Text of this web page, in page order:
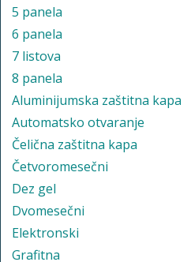
5 panela
6 panela
7 listova
8 panela
Aluminijumska zaštitna kapa
Automatsko otvaranje
Čelična zaštitna kapa
Četvoromesečni
Dez gel
Dvomesečni
Elektronski
Grafitna